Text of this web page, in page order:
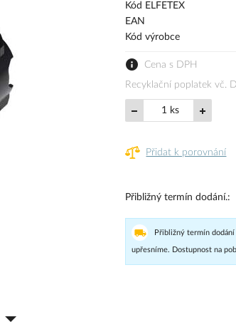
Kód ELFETEX
EAN
Kód výrobce
Cena s DPH
Recyklační poplatek vč.
ks
Přidat k porovnání
Přibližný termín dodání.
Přibližný termín dodání
upřesníme. Dostupnost na